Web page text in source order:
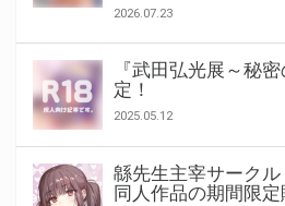
2026.07.23
『武田弘光展～秘
定！
2025.05.12
緜先生主宰サークル
同人作品の期間限定